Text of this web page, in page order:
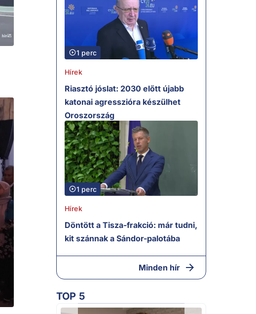
1 perc
Hírek
Riasztó jóslat: 2030 előtt újabb
katonai agresszióra készülhet
Oroszország
1 perc
Hírek
Döntött a Tisza-frakció: már tudni,
kit szánnak a Sándor-palotába
Minden hír
TOP 5